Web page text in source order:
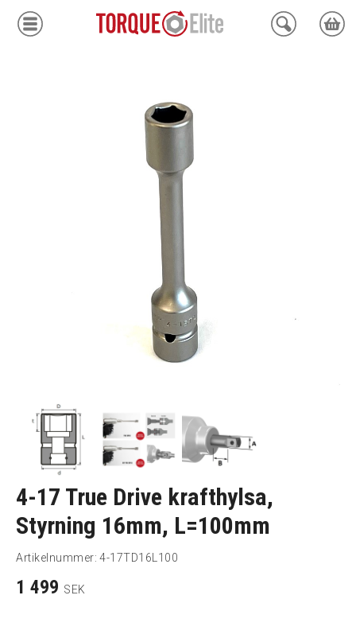
4-17 True Drive krafthylsa,
Styrning 16mm, L=100mm
Artikelnummer: 4-17TD16L100
1 499 SEK